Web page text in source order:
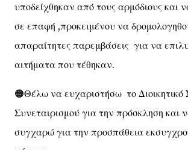
υποδείχθηκαν από τους αρμόδιους και
σε επαφή ,προκειμένου να
απαραίτητες παρεμβάσεις για να
αιτήματα που τέθηκαν.
🟠Θέλω να ευχαριστήσω το Διοικητικό
Συνεταιρισμού για την πρόσκληση και
συγχαρώ για την προσπάθεια